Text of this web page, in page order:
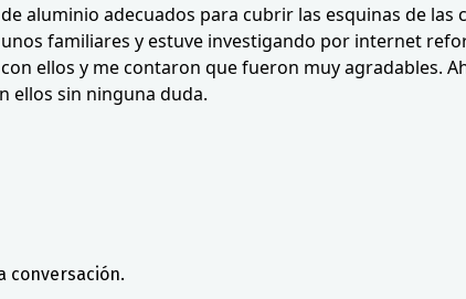
aluminio adecuados para cubrir las esquinas de
familiares y estuve investigando por internet
ellos y me contaron que fueron muy agradables.
ellos sin ninguna duda.
conversación.